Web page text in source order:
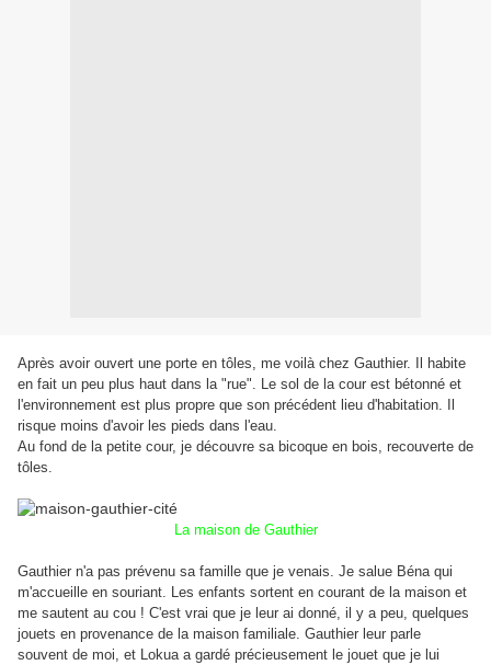
Après avoir ouvert une porte en tôles, me voilà chez Gauthier. Il habite
en fait un peu plus haut dans la "rue". Le sol de la cour est bétonné et
l'environnement est plus propre que son précédent lieu d'habitation. Il
risque moins d'avoir les pieds dans l'eau.
Au fond de la petite cour, je découvre sa bicoque en bois, recouverte de
tôles.
La maison de Gauthier
Gauthier n'a pas prévenu sa famille que je venais. Je salue Béna qui
m'accueille en souriant. Les enfants sortent en courant de la maison et
me sautent au cou ! C'est vrai que je leur ai donné, il y a peu, quelques
jouets en provenance de la maison familiale. Gauthier leur parle
souvent de moi, et Lokua a gardé précieusement le jouet que je lui